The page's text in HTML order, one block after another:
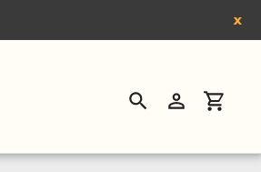
x
SuchenEinloggen